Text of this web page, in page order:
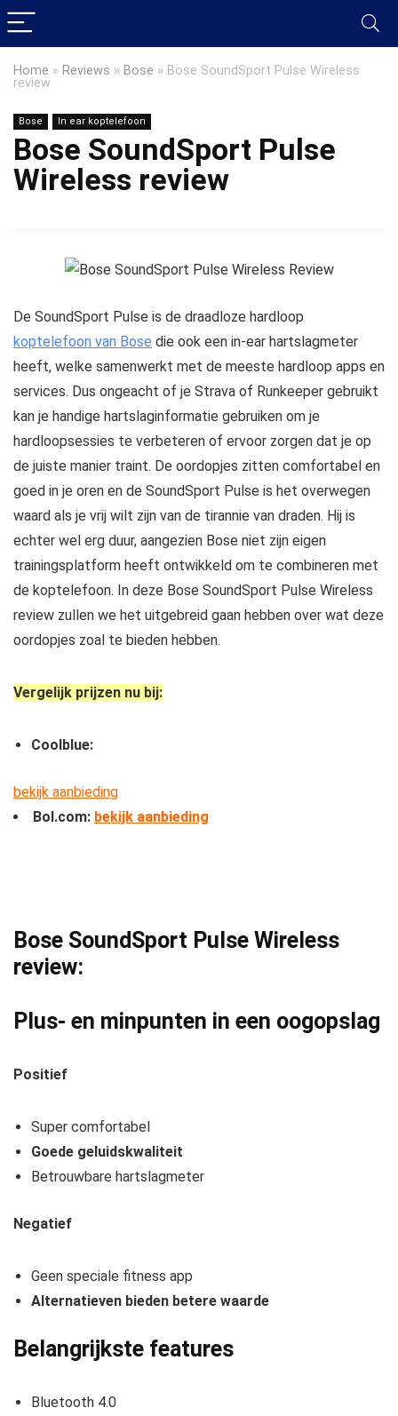
Home » Reviews » Bose » Bose SoundSport Pulse Wireless
review
Bose In ear koptelefoon
Bose SoundSport Pulse
Wireless review
De SoundSport Pulse is de draadloze hardloop
koptelefoon van Bose die ook een in-ear hartslagmeter
heeft, welke samenwerkt met de meeste hardloop apps en
services. Dus ongeacht of je Strava of Runkeeper gebruikt
kan je handige hartslaginformatie gebruiken om je
hardloopsessies te verbeteren of ervoor zorgen dat je op
de juiste manier traint. De oordopjes zitten comfortabel en
goed in je oren en de SoundSport Pulse is het overwegen
waard als je vrij wilt zijn van de tirannie van draden. Hij is
echter wel erg duur, aangezien Bose niet zijn eigen
trainingsplatform heeft ontwikkeld om te combineren met
de koptelefoon. In deze Bose SoundSport Pulse Wireless
review zullen we het uitgebreid gaan hebben over wat deze
oordopjes zoal te bieden hebben.
Vergelijk prijzen nu bij:
Coolblue:
bekijk aanbieding
Bol.com: bekijk aanbieding
Bose SoundSport Pulse Wireless
review:
Plus- en minpunten in een oogopslag
Positief
Super comfortabel
Goede geluidskwaliteit
Betrouwbare hartslagmeter
Negatief
Geen speciale fitness app
Alternatieven bieden betere waarde
Belangrijkste features
Bluetooth 4.0